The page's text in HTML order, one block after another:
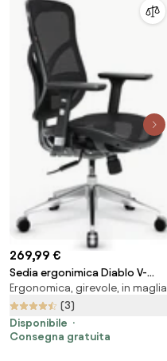
269,99 €
Sedia ergonimica Diablo V-
Basic: nero
Ergonomica, girevole, in maglia
(3)
Disponibile
Consegna gratuita